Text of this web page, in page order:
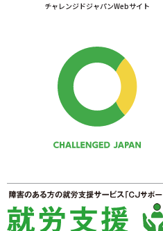
チャレンジドジャパンWebサイト